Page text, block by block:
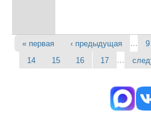
Страницы
« первая ‹ предыдущая 9
14
15 16 17